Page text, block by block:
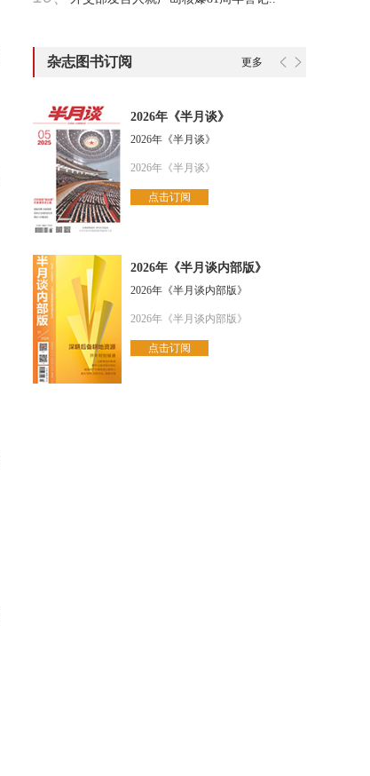
杂志图书订阅 更多
2026年《半月谈》
2026年《半月谈》
2026年《半月谈》
点击订阅
2026年《半月谈内部版》
2026年《半月谈内部版》
2026年《半月谈内部版》
点击订阅